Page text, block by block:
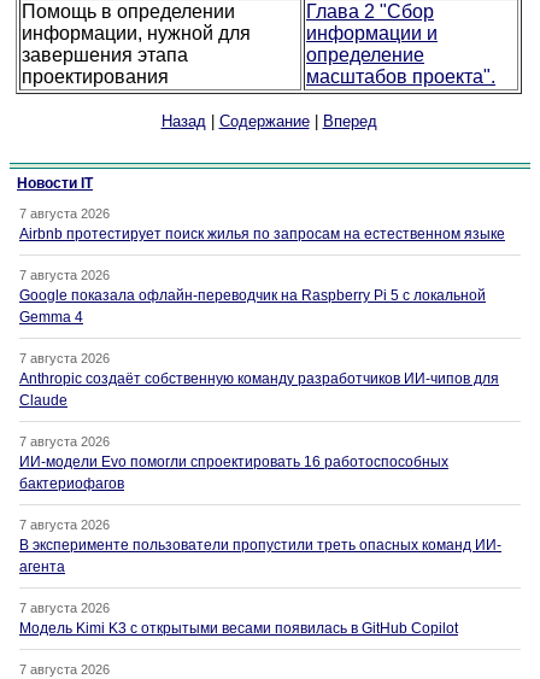
Помощь в определении
информации, нужной для
завершения этапа
проектирования
Глава 2 "Сбор
информации и
определение
масштабов проекта".
Назад| Содержание| Вперед
Новости IT
7 августа 2026
Airbnb протестирует поиск жилья по запросам на естественном языке
7 августа 2026
Google показала офлайн-переводчик на Raspberry Pi 5 с локальной
Gemma 4
7 августа 2026
Anthropic создаёт собственную команду разработчиков ИИ-чипов для
Claude
7 августа 2026
ИИ-модели Evo помогли спроектировать 16 работоспособных
бактериофагов
7 августа 2026
В эксперименте пользователи пропустили треть опасных команд ИИ-
агента
7 августа 2026
Модель Kimi K3 с открытыми весами появилась в GitHub Copilot
7 августа 2026